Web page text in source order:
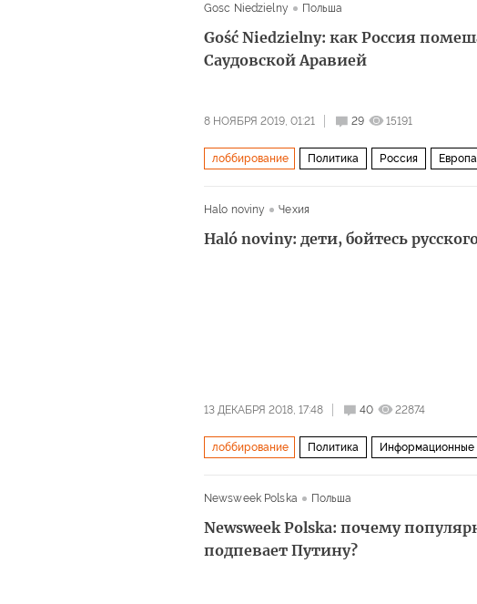
Gosc Niedzielny
Польша
Gość Niedzielny: как Россия
Саудовской Аравией
8 НОЯБРЯ 2019, 01:21 29 15191
лоббирование Политика Россия Европа
Halo noviny
Чехия
Haló noviny: дети, бойтесь
13 ДЕКАБРЯ 2018, 17:48 40 22874
лоббирование Политика Информационные
Newsweek Polska Польша
Newsweek Polska: почему
подпевает Путину?